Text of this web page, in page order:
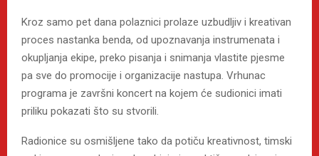
Kroz samo pet dana polaznici prolaze uzbudljiv i kreativan
proces nastanka benda, od upoznavanja instrumenata i
okupljanja ekipe, preko pisanja i snimanja vlastite pjesme
pa sve do promocije i organizacije nastupa. Vrhunac
programa je završni koncert na kojem će sudionici imati
priliku pokazati što su stvorili.
Radionice su osmišljene tako da potiču kreativnost, timski